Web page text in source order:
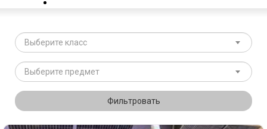
Выберите класс
Выберите предмет
Фильтровать